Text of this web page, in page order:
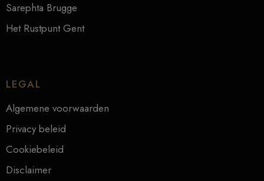
Sarephta Brugge
Het Rustpunt Gent
LEGAL
Algemene voorwaarden
Privacy beleid
Cookiebeleid
Disclaimer